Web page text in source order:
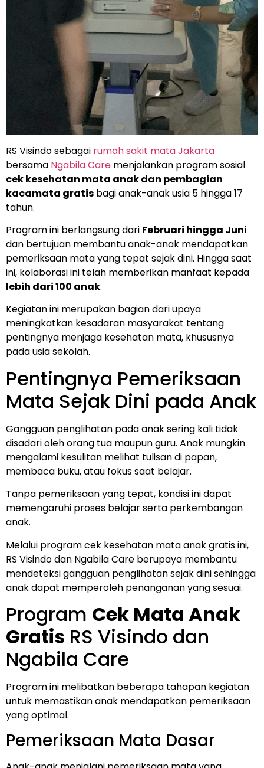
RS Visindo sebagai rumah sakit mata Jakarta
bersama Ngabila Care menjalankan program sosial
cek kesehatan mata anak dan pembagian
kacamata gratis bagi anak-anak usia 5 hingga 17
tahun.
Program ini berlangsung dari Februari hingga Juni
dan bertujuan membantu anak-anak mendapatkan
pemeriksaan mata yang tepat sejak dini. Hingga saat
ini, kolaborasi ini telah memberikan manfaat kepada
lebih dari 100 anak.
Kegiatan ini merupakan bagian dari upaya
meningkatkan kesadaran masyarakat tentang
pentingnya menjaga kesehatan mata, khususnya
pada usia sekolah.
Pentingnya Pemeriksaan
Mata Sejak Dini pada Anak
Gangguan penglihatan pada anak sering kali tidak
disadari oleh orang tua maupun guru. Anak mungkin
mengalami kesulitan melihat tulisan di papan,
membaca buku, atau fokus saat belajar.
Tanpa pemeriksaan yang tepat, kondisi ini dapat
memengaruhi proses belajar serta perkembangan
anak.
Melalui program cek kesehatan mata anak gratis ini,
RS Visindo dan Ngabila Care berupaya membantu
mendeteksi gangguan penglihatan sejak dini sehingga
anak dapat memperoleh penanganan yang sesuai.
Program Cek Mata Anak
Gratis RS Visindo dan
Ngabila Care
Program ini melibatkan beberapa tahapan kegiatan
untuk memastikan anak mendapatkan pemeriksaan
yang optimal.
Pemeriksaan Mata Dasar